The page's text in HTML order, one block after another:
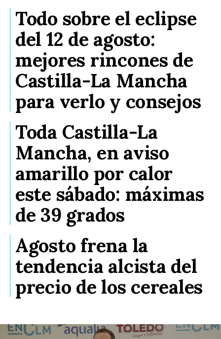
Todo sobre el eclipse
del 12 de agosto:
mejores rincones de
Castilla-La Mancha
para verlo y consejos
Toda Castilla-La
Mancha, en aviso
amarillo por calor
este sábado: máximas
de 39 grados
Agosto frena la
tendencia alcista del
precio de los cereales